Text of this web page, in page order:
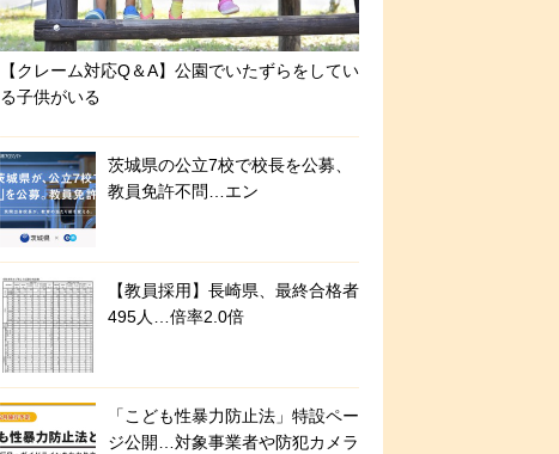
【クレーム対応Q＆A】公園でいたずらをしてい
る子供がいる
茨城県の公立7校で校長を公募、
教員免許不問…エン
【教員採用】長崎県、最終合格者
495人…倍率2.0倍
「こども性暴力防止法」特設ペー
ジ公開…対象事業者や防犯カメラ